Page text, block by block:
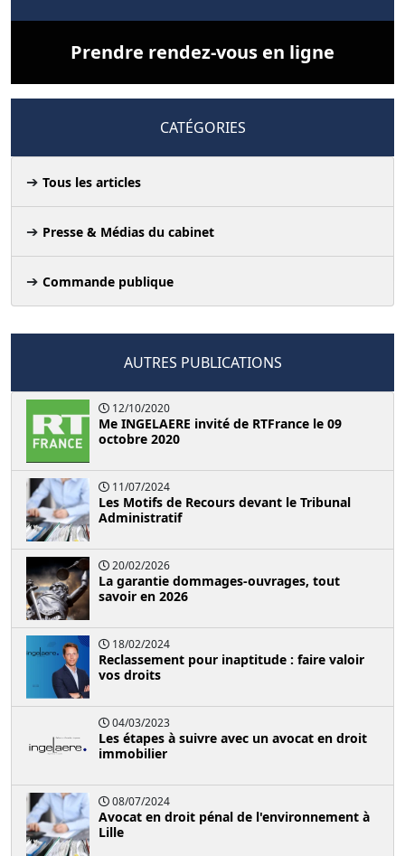
Prendre rendez-vous en ligne
CATÉGORIES
Tous les articles
Presse & Médias du cabinet
Commande publique
AUTRES PUBLICATIONS
12/10/2020
Me INGELAERE invité de RTFrance le 09
octobre 2020
11/07/2024
Les Motifs de Recours devant le Tribunal
Administratif
20/02/2026
La garantie dommages-ouvrages, tout
savoir en 2026
18/02/2024
Reclassement pour inaptitude : faire valoir
vos droits
04/03/2023
Les étapes à suivre avec un avocat en droit
immobilier
08/07/2024
Avocat en droit pénal de l'environnement à
Lille